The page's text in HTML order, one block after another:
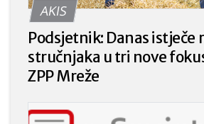
AKIS
Podsjetnik: Danas istječe
stručnjaka u tri nove
ZPP Mreže